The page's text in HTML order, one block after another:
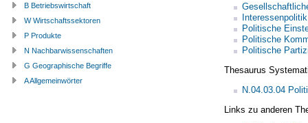
Interessenpolitik
Politische
Politische
Politische
Thesaurus
N.04.03.04
Links zu anderen
B Betriebswirtschaft
W Wirtschaftssektoren
P Produkte
N Nachbarwissenschaften
G Geographische Begriffe
A Allgemeinwörter